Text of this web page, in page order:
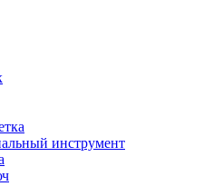
инструмент